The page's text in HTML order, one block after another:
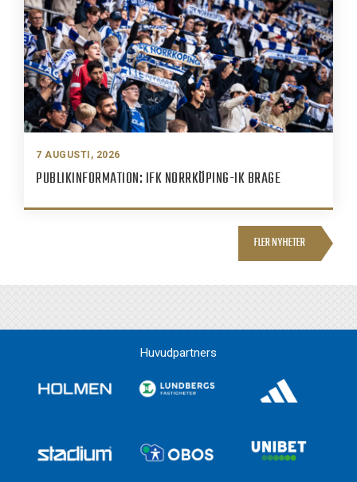
7 AUGUSTI, 2026
PUBLIKINFORMATION: IFK NORRKÖPING-IK BRAGE
FLER NYHETER
Huvudpartners